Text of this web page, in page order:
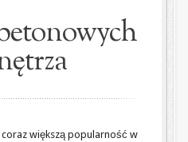
większą popularność w